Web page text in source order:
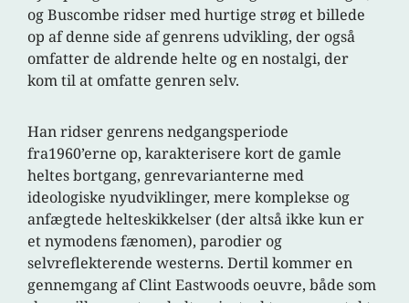
og Buscombe ridser med hurtige strøg et billede
op af denne side af genrens udvikling, der også
omfatter de aldrende helte og en nostalgi, der
kom til at omfatte genren selv.
Han ridser genrens nedgangsperiode
fra1960’erne op, karakterisere kort de gamle
heltes bortgang, genrevarianterne med
ideologiske nyudviklinger, mere komplekse og
anfægtede helteskikkelser (der altså ikke kun er
et nymodens fænomen), parodier og
selvreflekterende westerns. Dertil kommer en
gennemgang af Clint Eastwoods oeuvre, både som